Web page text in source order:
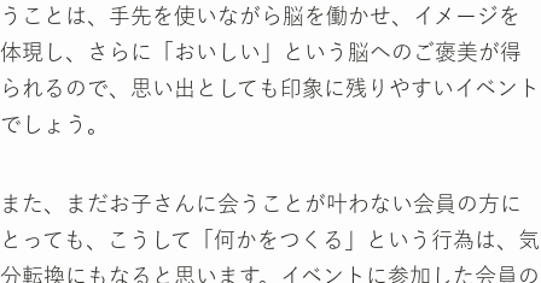
うことは、手先を使いながら脳を働かせ、イメージを
体現し、さらに「おいしい」という脳へのご褒美が得
られるので、思い出としても印象に残りやすいイベント
でしょう。
また、まだお子さんに会うことが叶わない会員の方に
とっても、こうして「何かをつくる」という行為は、気
分転換にもなると思います。イベントに参加した会員の